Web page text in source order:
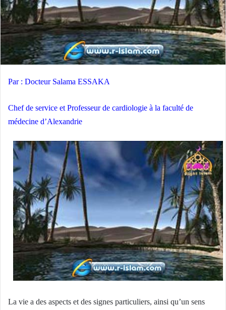
Par : Docteur Salama ESSAKA
Chef de service et Professeur de cardiologie à la faculté de
médecine d’Alexandrie
La vie a des aspects et des signes particuliers, ainsi qu’un sens